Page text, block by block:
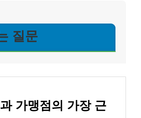
질문
가맹점의 가장 근